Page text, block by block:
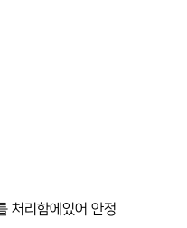
처리함에있어 안정